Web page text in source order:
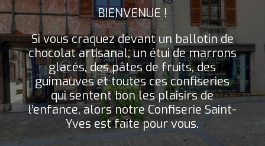
BIENVENUE !
Si vous craquez devant un ballotin de
chocolat artisanal, un étui de marrons
glacés, des pâtes de fruits, des
guimauves et toutes ces confiseries
qui sentent bon les plaisirs de
l’enfance, alors notre Confiserie Saint-
Yves est faite pour vous.